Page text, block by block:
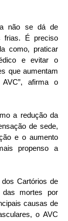
não se dá de
frias. É preciso
como, praticar
e evitar o
que aumentam
afirma o
a redução da
de sede,
e o aumento
propenso a
dos Cartórios de
mortes por
causas de
o AVC